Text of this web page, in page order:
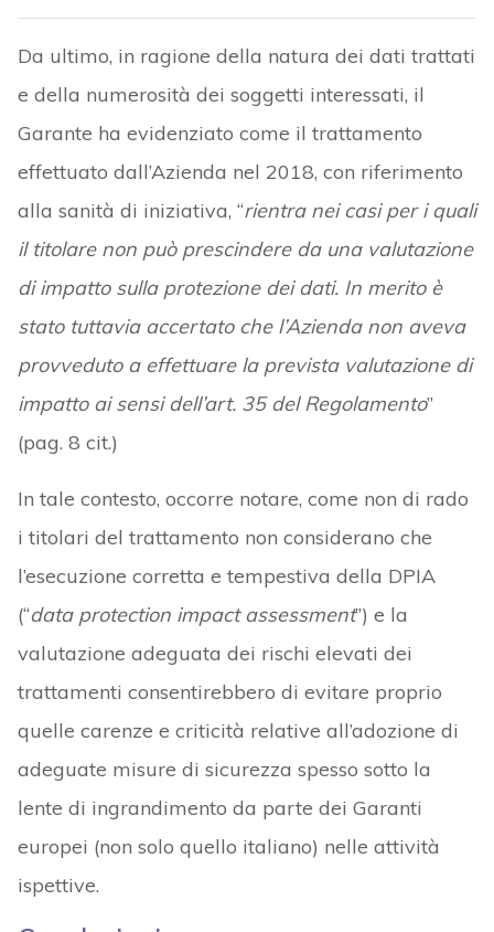
Da ultimo, in ragione della natura dei dati trattati
e della numerosità dei soggetti interessati, il
Garante ha evidenziato come il trattamento
effettuato dall’Azienda nel 2018, con riferimento
alla sanità di iniziativa, “rientra nei casi per i quali
il titolare non può prescindere da una valutazione
di impatto sulla protezione dei dati. In merito è
stato tuttavia accertato che l’Azienda non aveva
provveduto a effettuare la prevista valutazione di
impatto ai sensi dell’art. 35 del Regolamento”
(pag. 8 cit.)
In tale contesto, occorre notare, come non di rado
i titolari del trattamento non considerano che
l’esecuzione corretta e tempestiva della DPIA
(“data protection impact assessment”) e la
valutazione adeguata dei rischi elevati dei
trattamenti consentirebbero di evitare proprio
quelle carenze e criticità relative all’adozione di
adeguate misure di sicurezza spesso sotto la
lente di ingrandimento da parte dei Garanti
europei (non solo quello italiano) nelle attività
ispettive.